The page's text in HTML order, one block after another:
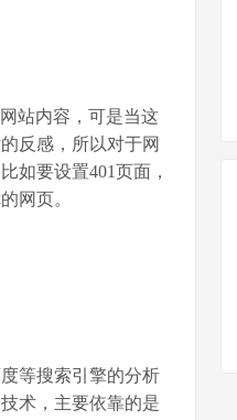
站内容，可是当这
反感，所以对于网
如要设置401页面，
网页。
等搜索引擎的分析
术，主要依靠的是